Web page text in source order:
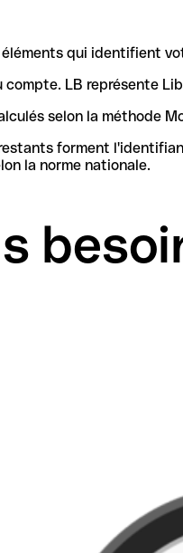
qui identifient
LB représente
selon la méthode
du compte. Ils contiennent les
la norme nationale.